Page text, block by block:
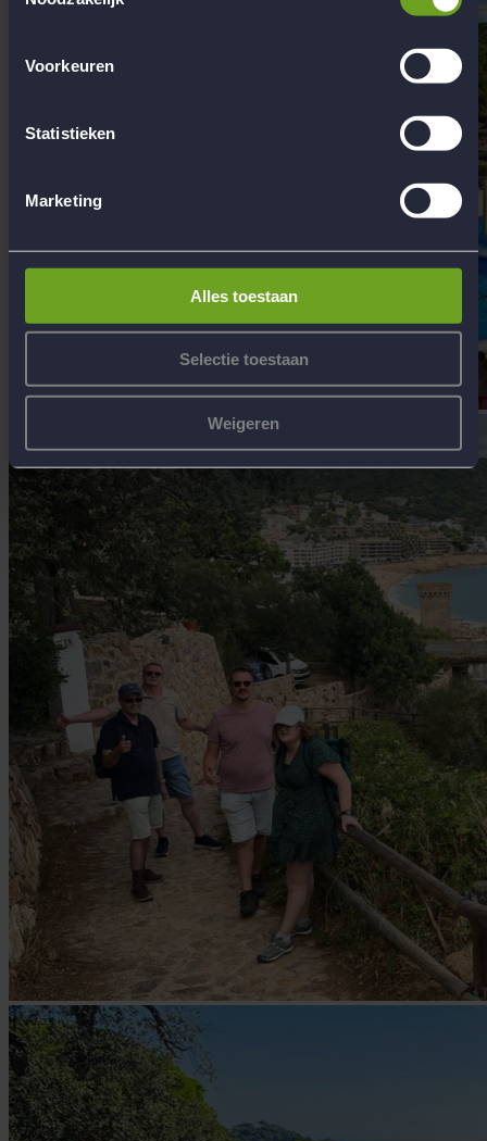
Voorkeuren
Statistieken
Marketing
Alles toestaan
Selectie toestaan
Weigeren